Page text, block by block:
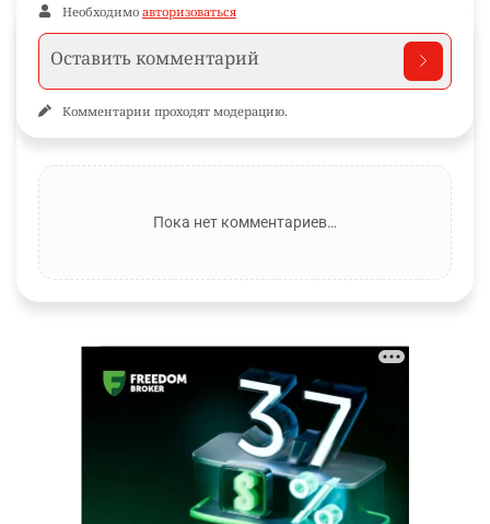
Необходимо авторизоваться
Комментарии проходят модерацию.
Пока нет комментариев…